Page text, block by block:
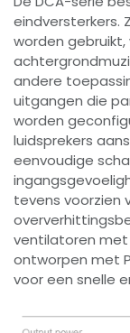
eindversterkers.
worden gebruikt,
andere
uitgangen die
worden
luidsprekers
eenvoudige
tevens voorzien
ventilatoren met
ontworpen met
voor een snelle